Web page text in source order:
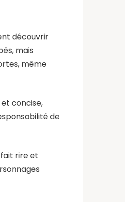
découvrir
mais
même
et concise,
de
rire et